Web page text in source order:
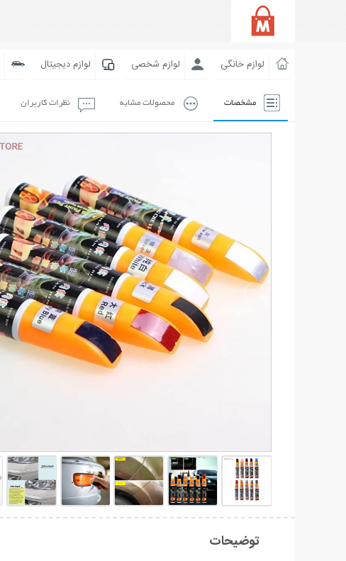
لوازم خانگی لوازم شخصی لوازم دیجیتال
مشخصات محصولات مشابه نظرات کاربران
توضیحات